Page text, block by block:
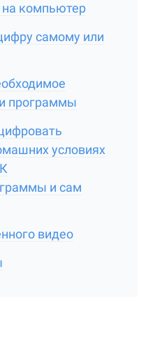
на компьютер
самому или
программы
условиях
и сам
видео